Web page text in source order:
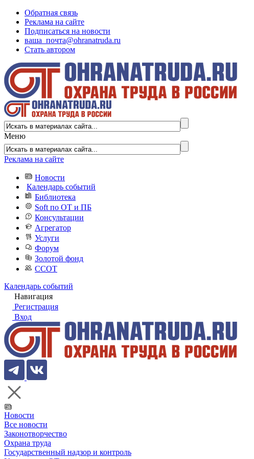
Обратная связь
Реклама на сайте
Подписаться на новости
ваша_почта@ohranatruda.ru
Стать автором
Меню
Реклама на сайте
Новости
Календарь событий
Библиотека
Soft по ОТ и ПБ
Консультации
Агрегатор
Услуги
Форум
Золотой фонд
ССОТ
Календарь событий
Навигация
Регистрация
Вход
Новости
Все новости
Законотворчество
Охрана труда
Государственный надзор и контроль